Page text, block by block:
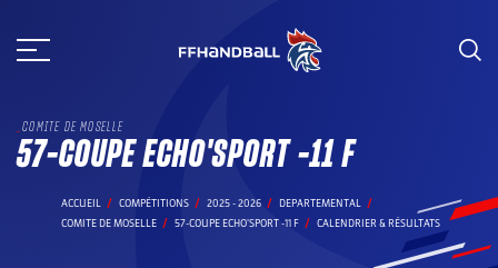
au
COMITE DE MOSELLE
57-COUPE ECHO'SPORT -11 F
ACCUEIL COMPÉTITIONS 2025 - 2026
DEPARTEMENTAL
COMITE DE MOSELLE
57-COUPE ECHO'SPORT -11 F CALENDRIER & RÉSULTATS